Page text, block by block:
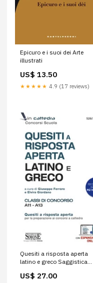
Epicuro e i suoi dei Arte
illustrati
US$ 13.50
★★★★★ 4.9 (17 reviews)
Quesiti a risposta aperta
latino e greco Saggistica
US$ 27.00